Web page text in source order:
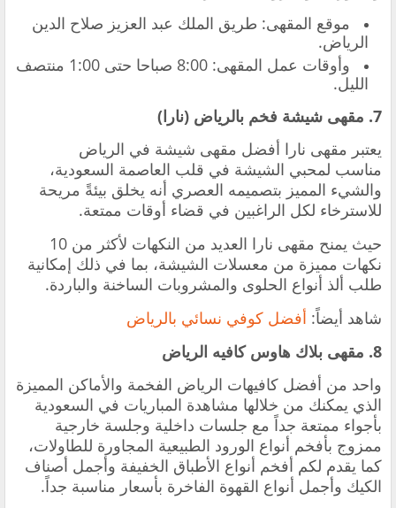
‏موقع المقهى: طريق الملك عبد العزيز صلاح الدين
الرياض.
‏وأوقات عمل المقهى: 8:00 صباحا حتى 1:00 منتصف
الليل.
7. مقهى شيشة فخم بالرياض (نارا)
يعتبر مقهى نارا أفضل مقهى شيشة في الرياض
مناسب لمحبي الشيشة في قلب العاصمة السعودية،
والشيء المميز بتصميمه العصري أنه يخلق بيئةً مريحة
للاسترخاء لكل الراغبين في قضاء أوقات ممتعة.
حيث يمنح مقهى نارا العديد من النكهات لأكثر من 10
نكهات مميزة من معسلات الشيشة، بما في ذلك إمكانية
طلب ألذ أنواع الحلوى والمشروبات الساخنة والباردة.
شاهد أيضاً: أفضل كوفي نسائي بالرياض
8. ‏مقهى بلاك هاوس كافيه الرياض
‏واحد من أفضل كافيهات الرياض الفخمة والأماكن المميزة
الذي يمكنك من خلالها مشاهدة المباريات في السعودية
بأجواء ممتعة جداً مع جلسات داخلية وجلسة خارجية
ممزوج بأفخم أنواع الورود الطبيعية المجاورة للطاولات،
كما يقدم لكم أفخم أنواع الأطباق الخفيفة وأجمل أصناف
الكيك وأجمل أنواع القهوة الفاخرة بأسعار مناسبة جداً.